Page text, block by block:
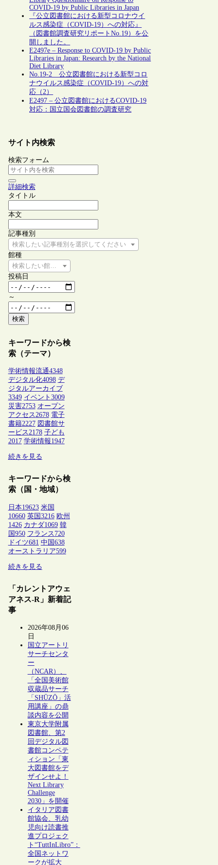
COVID-19 by Public Libraries in Japan
『公立図書館における新型コロナウイ
ルス感染症（COVID-19）への対応』
（図書館調査研究リポートNo.19）を公
開しました。
E2497e – Response to COVID-19 by Public
Libraries in Japan: Research by the National
Diet Library
No.19-2 公立図書館における新型コロ
ナウイルス感染症（COVID-19）への対
応（2）
E2497 – 公立図書館におけるCOVID-19
対応：国立国会図書館の調査研究
サイト内検索
検索フォーム
詳細検索
タイトル
本文
記事種別
検索したい記事種別を選択してください
館種
検索したい館種を選択してください
投稿日
～
検索
キーワードから検
索（テーマ）
学術情報流通4348
デジタル化4098 デ
ジタルアーカイブ
3349 イベント 3009
災害2753 オープン
アクセス2678 電子
書籍2227 図書館サ
ービス2178 子ども
2017 学術情報1947
続きを見る
キーワードから検
索（国・地域）
日本19623 米国
10660 英国3216 欧州
1426 カナダ1069 韓
国950 フランス 720
ドイツ681 中国638
オーストラリア599
続きを見る
「カレントアウェ
アネス-R」新着記
事
2026年08月06
日
国立アートリ
サーチセンタ
ー
（NCAR）、
「全国美術館
収蔵品サーチ
「SHŪZŌ」活
用講座」の鼎
談内容を公開
東京大学附属
図書館、第2
回デジタル図
書館コンペテ
ィション「東
大図書館をデ
ザインせよ！
Next Library
Challenge
2030」を開催
イタリア図書
館協会、乳幼
児向け読書推
進プロジェク
ト“TuttInLibro”：
全国ネットワ
ークが拡大